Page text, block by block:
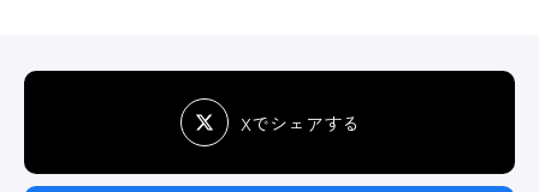
Xでシェアする